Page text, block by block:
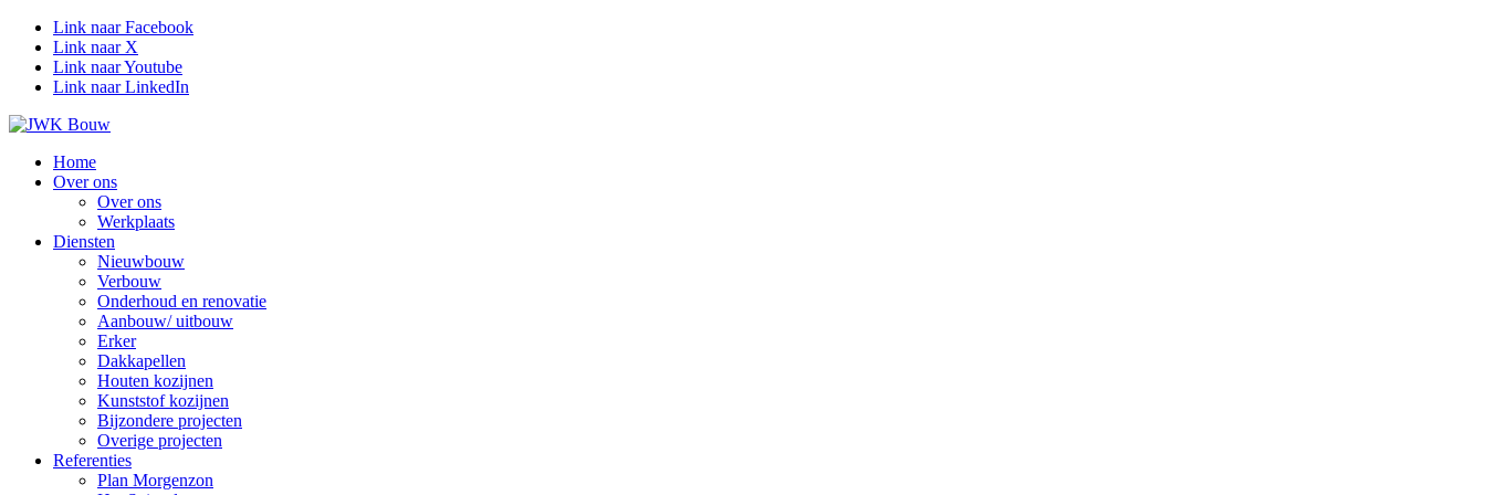
Link naar Facebook
Link naar X
Link naar Youtube
Link naar LinkedIn
Home
Over ons
Over ons
Werkplaats
Diensten
Nieuwbouw
Verbouw
Onderhoud en renovatie
Aanbouw/ uitbouw
Erker
Dakkapellen
Houten kozijnen
Kunststof kozijnen
Bijzondere projecten
Overige projecten
Referenties
Plan Morgenzon